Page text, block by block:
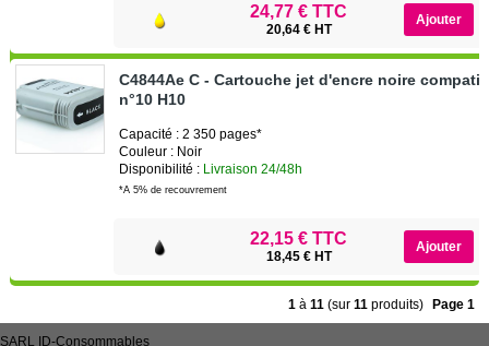
24,77 € TTC
20,64 € HT
C4844Ae C - Cartouche jet d'encre noire
n°10 H10
Capacité : 2 350 pages*
Couleur : Noir
Disponibilité : Livraison 24/48h
*A 5% de recouvrement
22,15 € TTC
18,45 € HT
1 à11 (sur11 produits) Page 1
SARL ID-Consommables